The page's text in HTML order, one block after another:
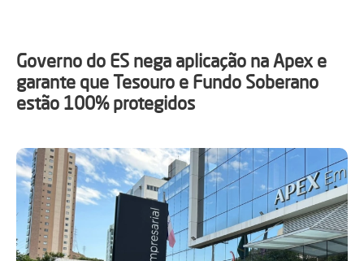
Governo do ES nega aplicação na Apex e
garante que Tesouro e Fundo Soberano
estão 100% protegidos